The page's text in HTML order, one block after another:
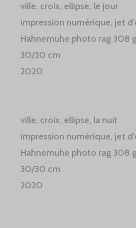
ville, croix, ellipse, le jour
impression numérique, jet
Hahnemuhe photo rag 308
30/30 cm
2020
ville, croix, ellipse, la nuit
impression numérique, jet
Hahnemuhe photo rag 308
30/30 cm
2020